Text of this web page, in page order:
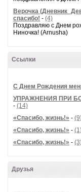
Верочка
спасибо! - (4)
Поздравляю с Днем
Ниночка! (Arnusha)
Ссылки
С Днем Рождения
УПРАЖНЕНИЯ ПРИ
- (14)
«Спасибо, жизнь!» -
«Спасибо, жизнь!» -
«Спасибо, жизнь!» -
Друзья